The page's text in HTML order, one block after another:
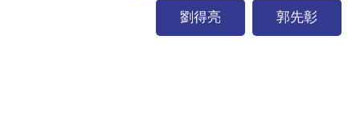
劉得亮 郭先彰